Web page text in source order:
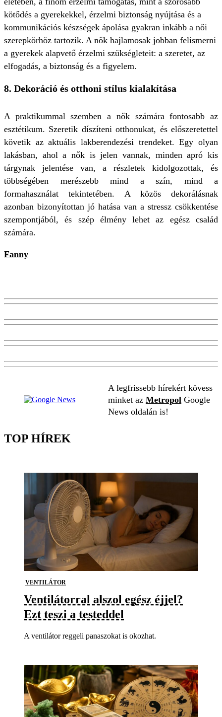
kötődés a gyerekekkel, érzelmi biztonság nyújtása és a
kommunikációs készségek ápolása gyakran inkább a női
szerepkörhöz tartozik. A nők hajlamosak jobban felismerni
a gyerekek alapvető érzelmi szükségleteit: a szeretet, az
elfogadás, a biztonság és a figyelem.
8. Dekoráció és otthoni stílus kialakítása
A praktikummal szemben a nők számára fontosabb az
esztétikum. Szeretik díszíteni otthonukat, és előszeretettel
követik az aktuális lakberendezési trendeket. Egy olyan
lakásban, ahol a nők is jelen vannak, minden apró kis
tárgynak jelentése van, a részletek kidolgozottak, és
többségében merészebb mind a szín, mind a
formahasználat tekintetében. A közös dekorálásnak
azonban bizonyítottan jó hatása van a stressz csökkentése
szempontjából, és szép élmény lehet az egész család
számára.
Fanny
A legfrissebb hírekért kövess
minket az Metropol Google
News oldalán is!
TOP HÍREK
VENTILÁTOR
Ventilátorral alszol egész éjjel?
Ezt teszi a testeddel
A ventilátor reggeli panaszokat is okozhat.